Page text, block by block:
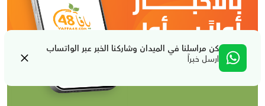
كن مراسلنا في الميدان وشاركنا الخبر عبر الواتساب
ارسل خبراً